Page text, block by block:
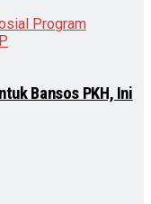
Bansos PKH, Ini